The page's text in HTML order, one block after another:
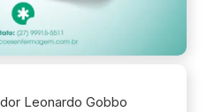
Leonardo Gobbo